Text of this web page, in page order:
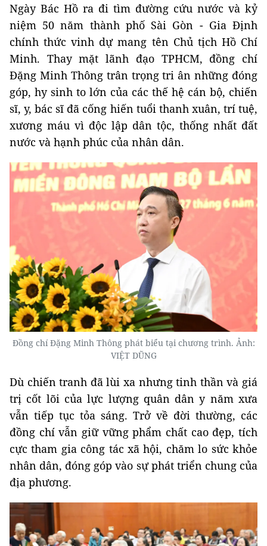
Ngày Bác Hồ ra đi tìm đường cứu nước và kỷ
niệm 50 năm thành phố Sài Gòn - Gia Định
chính thức vinh dự mang tên Chủ tịch Hồ Chí
Minh. Thay mặt lãnh đạo TPHCM, đồng chí
Đặng Minh Thông trân trọng tri ân những đóng
góp, hy sinh to lớn của các thế hệ cán bộ, chiến
sĩ, y, bác sĩ đã cống hiến tuổi thanh xuân, trí tuệ,
xương máu vì độc lập dân tộc, thống nhất đất
nước và hạnh phúc của nhân dân.
Đồng chí Đặng Minh Thông phát biểu tại chương trình. Ảnh:
VIỆT DŨNG
Dù chiến tranh đã lùi xa nhưng tinh thần và giá
trị cốt lõi của lực lượng quân dân y năm xưa
vẫn tiếp tục tỏa sáng. Trở về đời thường, các
đồng chí vẫn giữ vững phẩm chất cao đẹp, tích
cực tham gia công tác xã hội, chăm lo sức khỏe
nhân dân, đóng góp vào sự phát triển chung của
địa phương.